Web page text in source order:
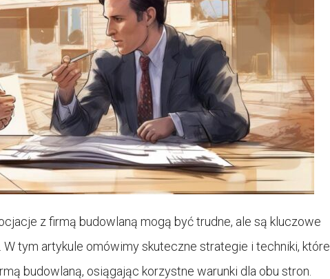
z firmą budowlaną mogą być trudne, ale są kluczowe
tym artykule omówimy skuteczne strategie i techniki, które
budowlaną, osiągając korzystne warunki dla obu stron.